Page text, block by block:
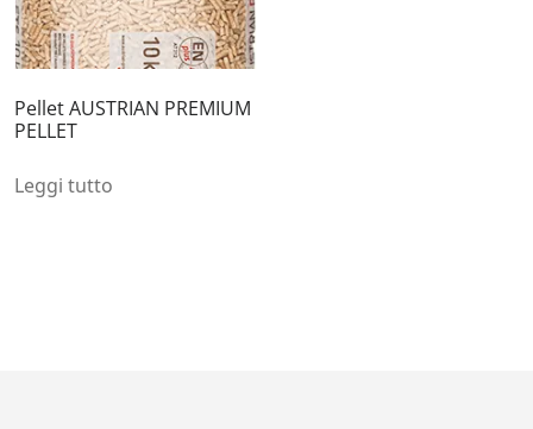
Pellet AUSTRIAN PREMIUM
PELLET
Leggi tutto